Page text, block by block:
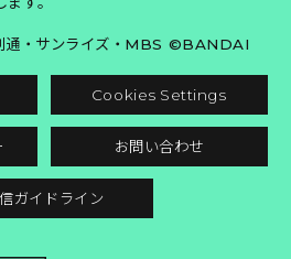
通・サンライズ・MBS ©BANDAI
Cookies Settings
お問い合わせ
ガイドライン